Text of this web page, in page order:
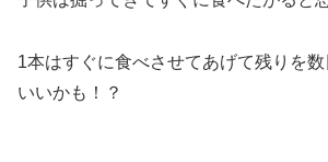
1本はすぐに食べさせてあげて残りを
いいかも！？